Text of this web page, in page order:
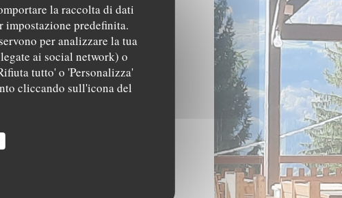
la raccolta di dati
predefinita.
per analizzare la tua
ai social network) o
tutto' o 'Personalizza'
cliccando sull'icona del